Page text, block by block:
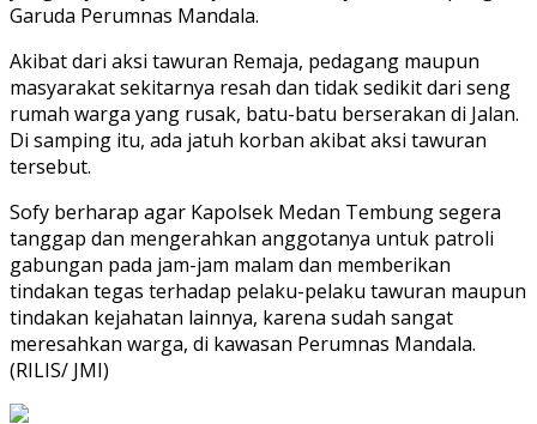
Garuda Perumnas Mandala.
Akibat dari aksi tawuran Remaja, pedagang maupun
masyarakat sekitarnya resah dan tidak sedikit dari seng
rumah warga yang rusak, batu-batu berserakan di Jalan.
Di samping itu, ada jatuh korban akibat aksi tawuran
tersebut.
Sofy berharap agar Kapolsek Medan Tembung segera
tanggap dan mengerahkan anggotanya untuk patroli
gabungan pada jam-jam malam dan memberikan
tindakan tegas terhadap pelaku-pelaku tawuran maupun
tindakan kejahatan lainnya, karena sudah sangat
meresahkan warga, di kawasan Perumnas Mandala.
(RILIS/ JMI)